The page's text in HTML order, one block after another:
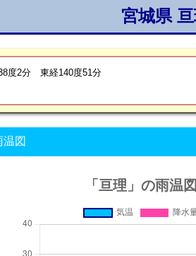
宮城県
度2分 東経140度51分
温図